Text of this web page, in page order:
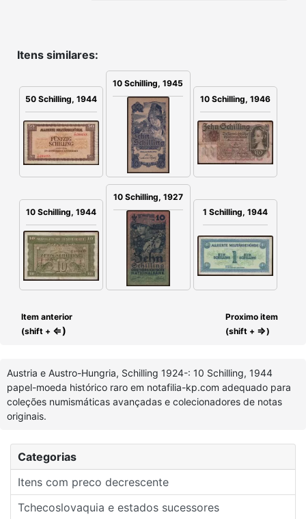
Categorias
Itens com preco decrescente
Tchecoslovaquia e estados sucessores
Itens similares:
50 Schilling, 1944
10 Schilling, 1945
10 Schilling, 1946
10 Schilling, 1944
10 Schilling, 1927
1 Schilling, 1944
Item anterior
(shift + ⇐)
Proximo item
(shift + ⇒)
Austria e Austro-Hungria, Schilling 1924-: 10 Schilling, 1944
papel-moeda histórico raro em notafilia-kp.com adequado para
coleções numismáticas avançadas e colecionadores de notas
originais.